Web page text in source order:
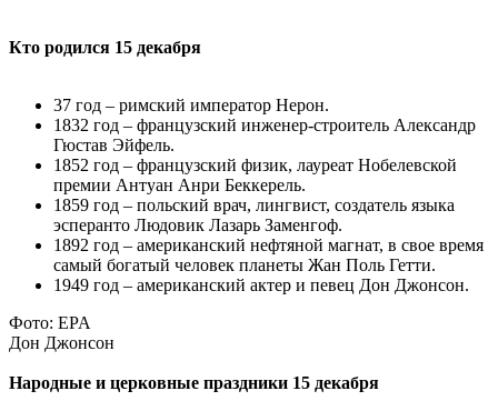
Кто родился 15 декабря
37 год – римский император Нерон.
1832 год – французский инженер-строитель Александр
Гюстав Эйфель.
1852 год – французский физик, лауреат Нобелевской
премии Антуан Анри Беккерель.
1859 год – польский врач, лингвист, создатель языка
эсперанто Людовик Лазарь Заменгоф.
1892 год – американский нефтяной магнат, в свое время
самый богатый человек планеты Жан Поль Гетти.
1949 год – американский актер и певец Дон Джонсон.
Фото: EPA
Дон Джонсон
Народные и церковные праздники 15 декабря